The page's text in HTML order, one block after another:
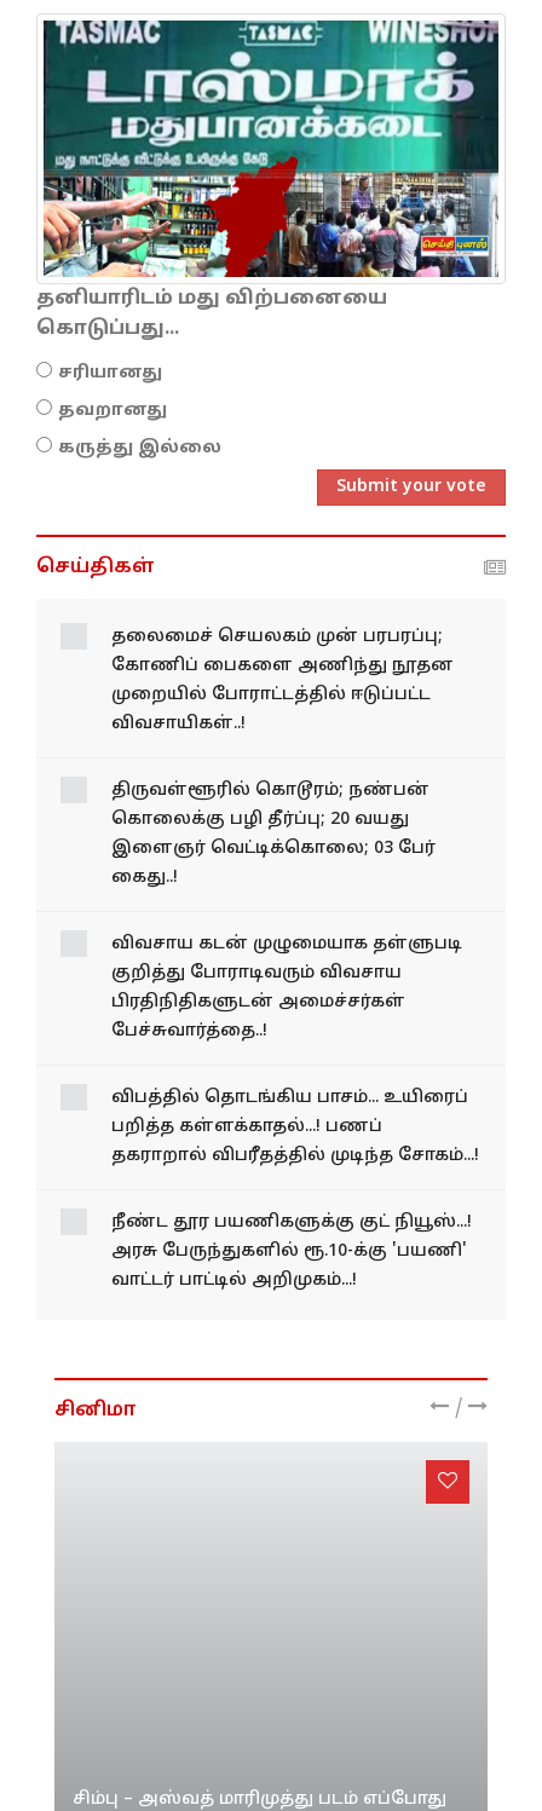
தனியாரிடம் மது விற்பனையை
கொடுப்பது...
சரியானது
தவறானது
கருத்து இல்லை
Submit your vote
செய்திகள்
தலை​மைச் செயல​கம் முன் பரபரப்பு;
கோணிப் பைகளை அணிந்து நூதன
முறை​யில் போராட்​டத்​தில் ஈடுப்பட்ட
விவசாயிகள்..!
திருவள்ளூரில் கொடூரம்; நண்பன்
கொலைக்கு பழி தீர்ப்பு; 20 வயது
இளைஞர் வெட்டிக்கொலை; 03 பேர்
கைது..!
விவ​சாய கடன் முழுமையாக தள்​ளு​படி
குறித்து போராடிவரும் விவசாய
பிரதிநிதிகளுடன் அமைச்சர்கள்
பேச்சுவார்த்தை..!
விபத்தில் தொடங்கிய பாசம்... உயிரைப்
பறித்த கள்ளக்காதல்...! பணப்
தகராறால் விபரீதத்தில் முடிந்த சோகம்...!
நீண்ட தூர பயணிகளுக்கு குட் நியூஸ்...!
அரசு பேருந்துகளில் ரூ.10-க்கு 'பயணி'
வாட்டர் பாட்டில் அறிமுகம்...!
சினிமா /
சிம்பு – அஸ்வத் மாரிமுத்து படம் எப்போது